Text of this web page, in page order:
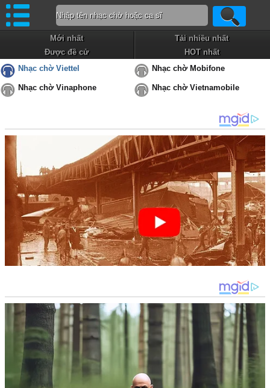
Mới nhất
Tải nhiều nhất
Được đề cử
HOT nhất
Nhạc chờ Viettel
Nhạc chờ Mobifone
Nhạc chờ Vinaphone Nhạc chờ Vietnamobile